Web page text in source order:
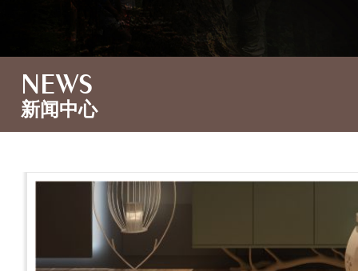
NEWS
新闻中心